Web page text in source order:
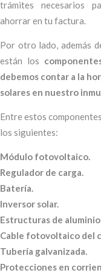
trámites necesarios
ahorrar en tu factura.
Por otro lado, además
están los
debemos contar a la
solares en nuestro
Entre estos
los siguientes:
Módulo fotovoltaico.
Regulador de carga.
Batería.
Inversor solar.
Estructuras de
Cable fotovoltaico del
Tubería galvanizada.
Protecciones en